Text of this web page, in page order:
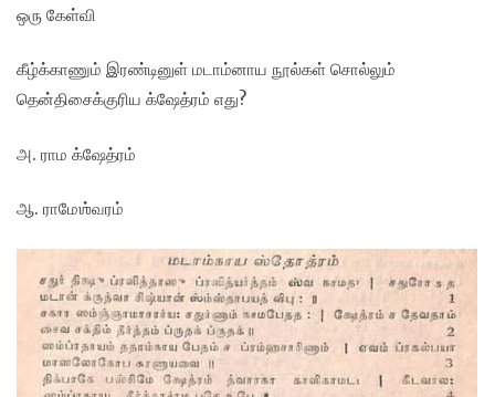
ஒரு கேள்வி
கீழ்க்காணும் இரண்டினுள் மடாம்னாய நூல்கள் சொல்லும்
தென்திசைக்குரிய க்ஷேத்ரம் எது?
அ. ராம க்ஷேத்ரம்
ஆ. ராமேஶ்வரம்